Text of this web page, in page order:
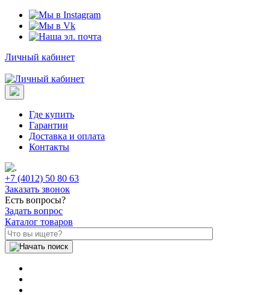
Личный кабинет
Где купить
Гарантии
Доставка и оплата
Контакты
+7 (4012) 50 80 63
Заказать звонок
Есть вопросы?
Задать вопрос
Каталог товаров